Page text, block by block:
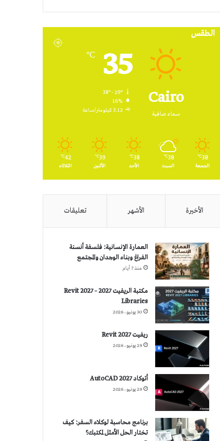
الطقس
Cairo
سماء صافية
35
℃
16%
3.12 كيلومتر/ساعة
38
℃
الجمعة
38
℃
السبت
38
℃
الأحد
39
℃
الأثنين
42
℃
الثلاثاء
الأخيرة الأشهر تعليقات
العمارة الإنسانية: فلسفة أنسنة
الفراغ وبناء الوجدان والمجتمع
منذ 7 أيام
مكتبة الريفيت 2027 – Revit 2027
Libraries
30 يونيو، 2026
ريفيت 2027 Revit
29 يونيو، 2026
أتوكاد 2027 AutoCAD
29 يونيو، 2026
برنامج محاسبة لوكلاء السفر: كيف
تختار الحل الأمثل لمكتبك؟